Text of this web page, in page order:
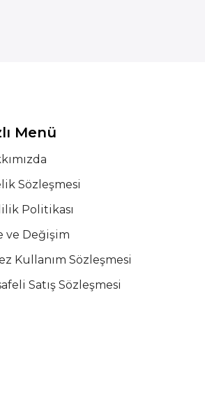
Menü
Sözleşmesi
Politikası
ve Değişim
Kullanım Sözleşmesi
Satış Sözleşmesi